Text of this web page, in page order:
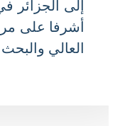
العالي والبحث